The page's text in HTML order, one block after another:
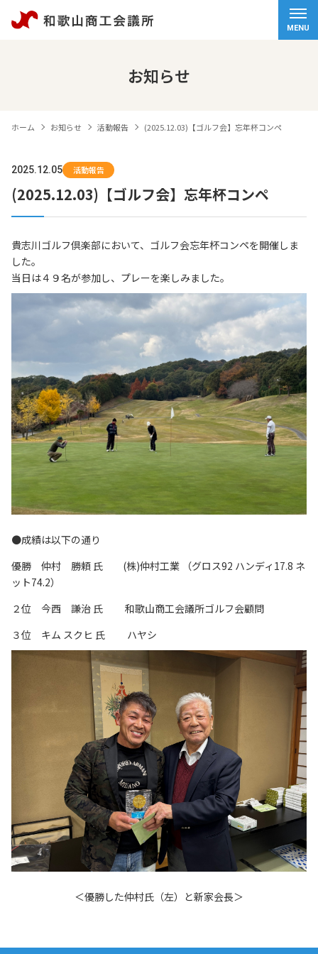
MENU
お知らせ
ホーム お知らせ 活動報告 (2025.12.03)【ゴルフ会】忘年杯コンペ
2025.12.05 活動報告
(2025.12.03)【ゴルフ会】忘年杯コンペ
貴志川ゴルフ倶楽部において、ゴルフ会忘年杯コンペを開催しま
した。
当日は４９名が参加し、プレーを楽しみました。
●成績は以下の通り
優勝 仲村 勝頼 氏 (株)仲村工業 （グロス92 ハンディ17.8 ネ
ット74.2）
２位 今西 謙治 氏 和歌山商工会議所ゴルフ会顧問
３位 キム スクヒ 氏 ハヤシ
＜優勝した仲村氏（左）と新家会長＞
ホーム
経営サポート
検定試験
観光・物産
交通アクセス
個人情報保護方針
情報セキュリティ基本方針
リンク集
073-422-1111
（受付時間：平日9:00～17:30）
お問い合わせ